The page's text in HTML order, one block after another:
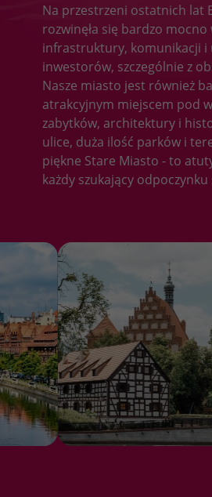
Na przestrzeni ostatnich lat
rozwinęła się bardzo mocno
infrastruktury, komunikacji i
inwestorów, szczególnie z
Nasze miasto jest również
atrakcyjnym miejscem pod
zabytków, architektury i
ulice, duża ilość parków i
piękne Stare Miasto - to
każdy szukający